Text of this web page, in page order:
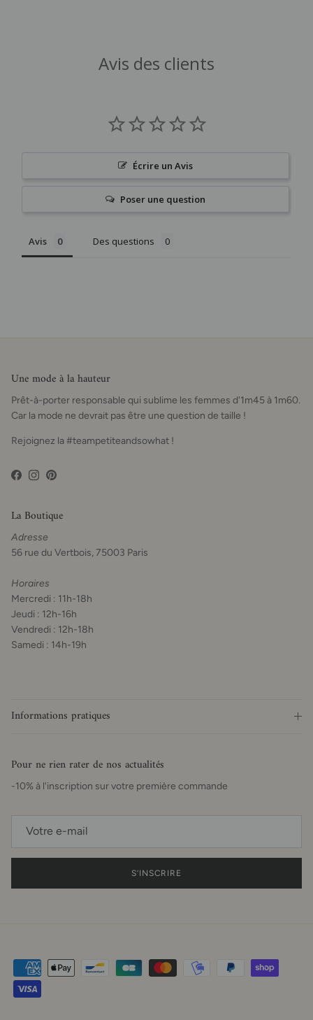
Avis des clients
Écrire un Avis
Poser une question
Avis Des questions
Une mode à la hauteur
Prêt-à-porter responsable qui sublime les femmes d'1m45 à 1m60.
Car la mode ne devrait pas être une question de taille !
Rejoignez la #teampetiteandsowhat !
Facebook
Instagram
Pinterest
La Boutique
Adresse
56 rue du Vertbois, 75003 Paris
Horaires
Mercredi : 11h-18h
Jeudi : 12h-16h
Vendredi : 12h-18h
Samedi : 14h-19h
Informations pratiques
Pour ne rien rater de nos actualités
-10% à l'inscription sur votre première commande
S’INSCRIRE